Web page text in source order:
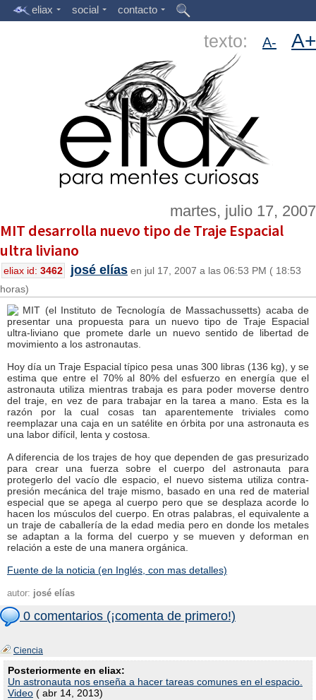
eliax social contacto
texto: A- A+
martes, julio 17, 2007
MIT desarrolla nuevo tipo de Traje Espacial
ultra liviano
eliax id: 3462 josé elías en jul 17, 2007 a las 06:53 PM ( 18:53
horas)
MIT (el Instituto de Tecnología de Massachussetts) acaba de
presentar una propuesta para un nuevo tipo de Traje Espacial
ultra-liviano que promete darle un nuevo sentido de libertad de
movimiento a los astronautas.
Hoy día un Traje Espacial típico pesa unas 300 libras (136 kg), y se
estima que entre el 70% al 80% del esfuerzo en energía que el
astronauta utiliza mientras trabaja es para poder moverse dentro
del traje, en vez de para trabajar en la tarea a mano. Esta es la
razón por la cual cosas tan aparentemente triviales como
reemplazar una caja en un satélite en órbita por una astronauta es
una labor difícil, lenta y costosa.
A diferencia de los trajes de hoy que dependen de gas presurizado
para crear una fuerza sobre el cuerpo del astronauta para
protegerlo del vacío dle espacio, el nuevo sistema utiliza contra-
presión mecánica del traje mismo, basado en una red de material
especial que se apega al cuerpo pero que se desplaza acorde lo
hacen los músculos del cuerpo. En otras palabras, el equivalente a
un traje de caballería de la edad media pero en donde los metales
se adaptan a la forma del cuerpo y se mueven y deforman en
relación a este de una manera orgánica.
Fuente de la noticia (en Inglés, con mas detalles)
autor: josé elías
0 comentarios (¡comenta de primero!)
Ciencia
Posteriormente en eliax:
Un astronauta nos enseña a hacer tareas comunes en el espacio.
Video ( abr 14, 2013)